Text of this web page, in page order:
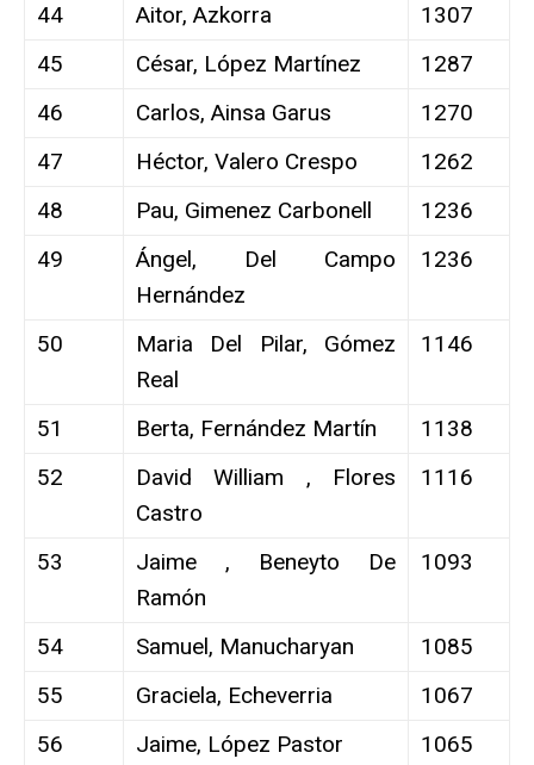
44
Aitor, Azkorra
1307
45
César, López Martínez
1287
46
Carlos, Ainsa Garus
1270
47
Héctor, Valero Crespo
1262
48
Pau, Gimenez Carbonell
1236
49
Ángel, Del Campo
Hernández
1236
50
Maria Del Pilar, Gómez
Real
1146
51 Berta, Fernández Martín
1138
52
David William , Flores
Castro
1116
53
Jaime , Beneyto De
Ramón
1093
54 Samuel, Manucharyan
1085
55
Graciela, Echeverria
1067
56
Jaime, López Pastor
1065